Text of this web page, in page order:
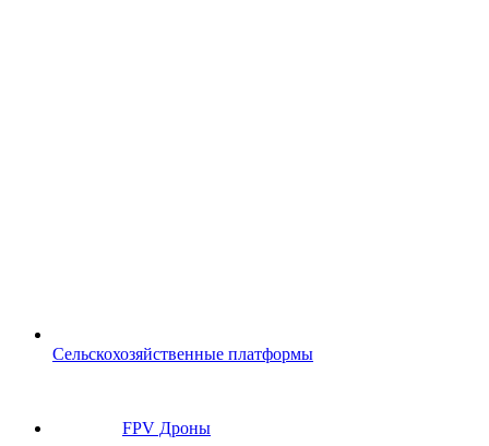
Сельскохозяйственные платформы
FPV Дроны